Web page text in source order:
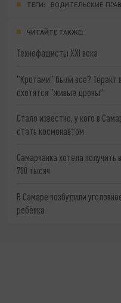
ТЕГИ: ВОДИТЕЛЬСКИЕ
ЧИТАЙТЕ ТАКЖЕ:
Технофашисты XXI века
"Кротами" были все? Теракт
охотятся "живые дроны"
Стало известно, у кого в
стать космонавтом
Самарчанка хотела
700 тысяч
В Самаре возбудили
ребёнка